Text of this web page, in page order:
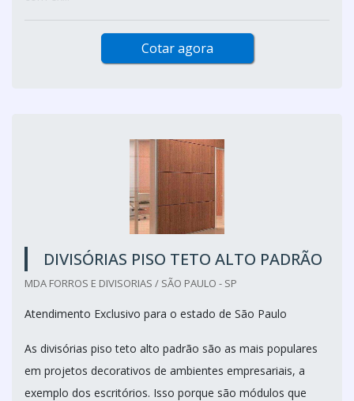
Cotar agora
DIVISÓRIAS PISO TETO ALTO PADRÃO
MDA FORROS E DIVISORIAS / SÃO PAULO - SP
Atendimento Exclusivo para o estado de São Paulo
As divisórias piso teto alto padrão são as mais populares
em projetos decorativos de ambientes empresariais, a
exemplo dos escritórios. Isso porque são módulos que